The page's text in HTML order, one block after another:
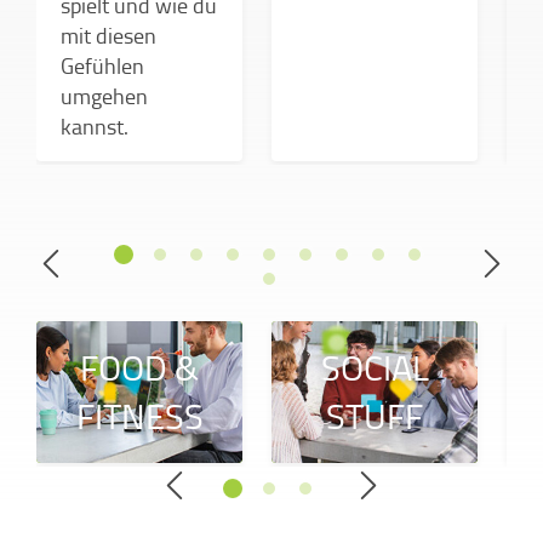
mit diesen
Gefühlen
umgehen
kannst.
FOOD &
FITNESS
SOCIAL
STUFF